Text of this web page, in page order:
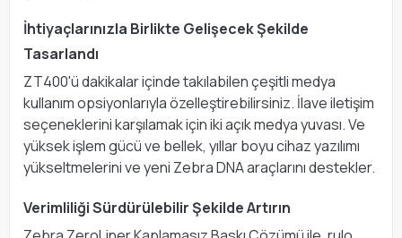
İhtiyaçlarınızla Birlikte Gelişecek Şekilde
Tasarlandı
ZT400'ü dakikalar içinde takılabilen çeşitli medya
kullanım opsiyonlarıyla özelleştirebilirsiniz. İlave iletişim
seçeneklerini karşılamak için iki açık medya yuvası. Ve
yüksek işlem gücü ve bellek, yıllar boyu cihaz yazılımı
yükseltmelerini ve yeni Zebra DNA araçlarını destekler.
Verimliliği Sürdürülebilir Şekilde Artırın